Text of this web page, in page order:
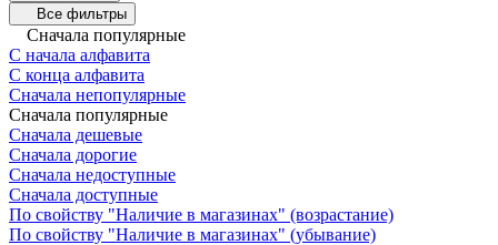
Все фильтры
Сначала популярные
С начала алфавита
С конца алфавита
Сначала непопулярные
Сначала популярные
Сначала дешевые
Сначала дорогие
Сначала недоступные
Сначала доступные
По свойству "Наличие в магазинах" (возрастание)
По свойству "Наличие в магазинах" (убывание)